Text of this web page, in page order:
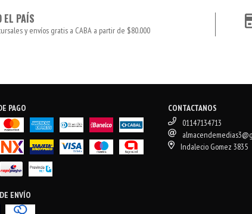
EL PAÍS
y envíos gratis a CABA a partir de $80.000
PAGO
ENVÍO
CONTACTANOS
01147134713
Indalecio Gomez 3835